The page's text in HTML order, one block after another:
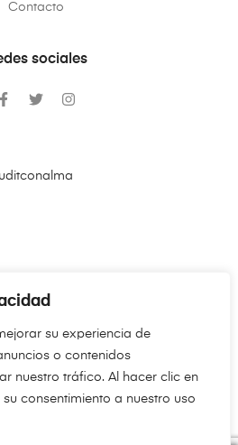
su experiencia de
o contenidos
nuestro tráfico. Al hacer clic en
su consentimiento a nuestro uso
Contacto
sociales
reservados.